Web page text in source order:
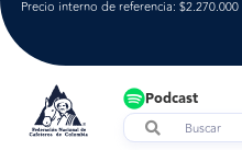
Precio interno de referencia: $2.270.000
Podcast